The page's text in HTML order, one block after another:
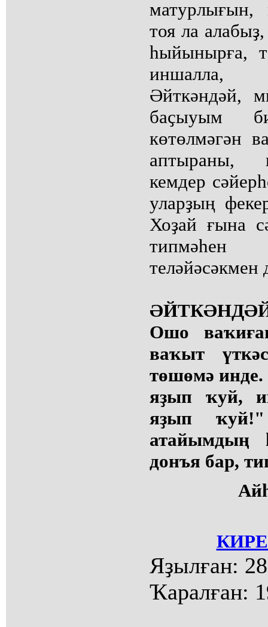
матурлығын,
тоя ла
һыйынырға,
иншалла,
Әйткәндәй,
баҫыуым
көтөлмәгән
аптыраны,
кемдер
уларҙың
Хоҙай ғына
теләйәсәкмен
Ошо
ваҡыт
төшөмә
яҙып ҡуй,
яҙып
атайымдың
донъя бар,
Яҙылған:
Ҡаралған: